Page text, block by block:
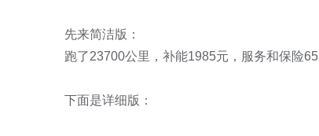
先来简洁版：
跑了23700公里，补能1985元，服务和保险
下面是详细版：